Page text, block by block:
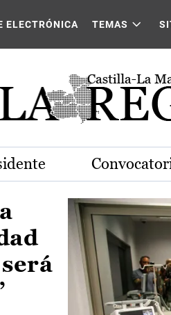
La
ELECTRÓNICA TEMAS